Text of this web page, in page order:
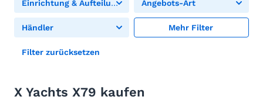
Einrichtung & Aufteilung Angebots-Art
Händler Mehr Filter
Filter zurücksetzen
X Yachts X79 kaufen